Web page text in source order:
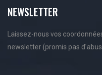
NEWSLETTER
Laissez-nous vos
newsletter (promis pas